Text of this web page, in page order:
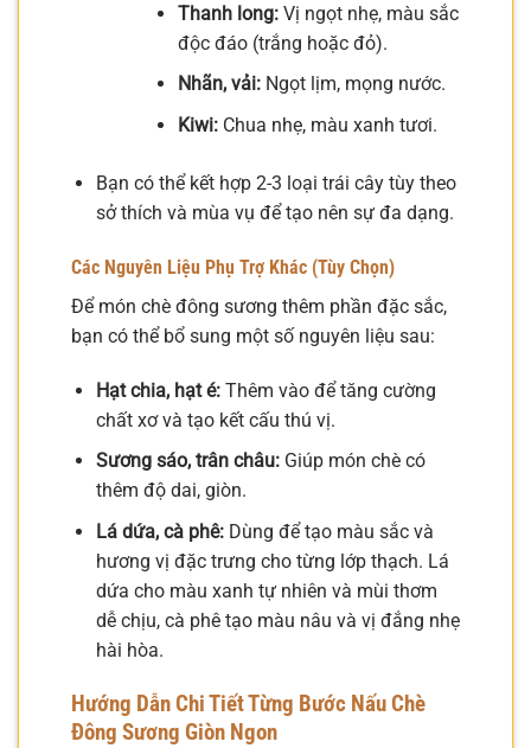
Thanh long:Vị ngọt nhẹ, màu sắc
độc đáo (trắng hoặc đỏ).
Nhãn, vải:Ngọt lịm, mọng nước.
Kiwi:Chua nhẹ, màu xanh tươi.
Bạn có thể kết hợp 2-3 loại trái cây tùy theo
sở thích và mùa vụ để tạo nên sự đa dạng.
Các Nguyên Liệu Phụ Trợ Khác (Tùy Chọn)
Để món chè đông sương thêm phần đặc sắc,
bạn có thể bổ sung một số nguyên liệu sau:
Hạt chia, hạt é:Thêm vào để tăng cường
chất xơ và tạo kết cấu thú vị.
Sương sáo, trân châu:Giúp món chè có
thêm độ dai, giòn.
Lá dứa, cà phê:Dùng để tạo màu sắc và
hương vị đặc trưng cho từng lớp thạch. Lá
dứa cho màu xanh tự nhiên và mùi thơm
dễ chịu, cà phê tạo màu nâu và vị đắng nhẹ
hài hòa.
Hướng Dẫn Chi Tiết Từng Bước Nấu Chè
Đông Sương Giòn Ngon